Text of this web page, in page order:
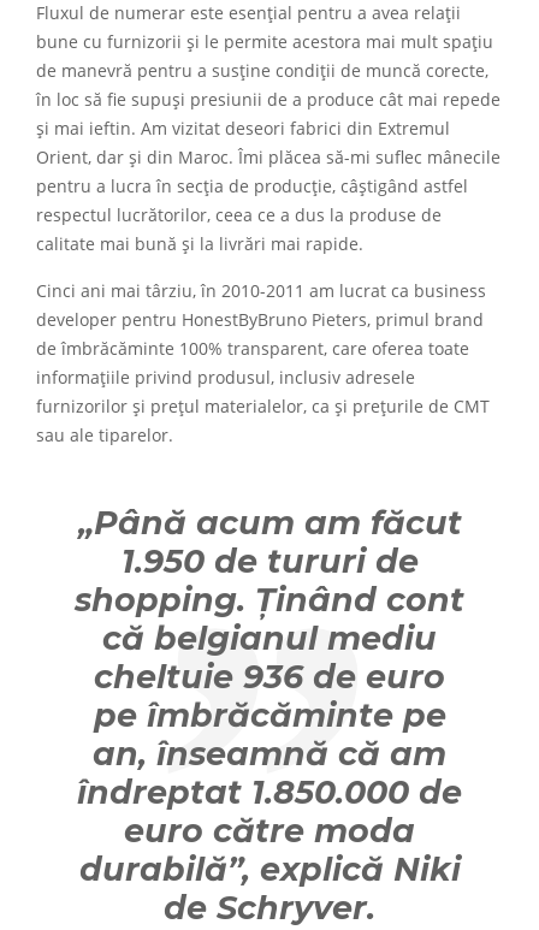
Fluxul de numerar este esențial pentru a avea relații
bune cu furnizorii și le permite acestora mai mult spațiu
de manevră pentru a susține condiții de muncă corecte,
în loc să fie supuși presiunii de a produce cât mai repede
și mai ieftin. Am vizitat deseori fabrici din Extremul
Orient, dar și din Maroc. Îmi plăcea să-mi suflec mânecile
pentru a lucra în secția de producție, câștigând astfel
respectul lucrătorilor, ceea ce a dus la produse de
calitate mai bună și la livrări mai rapide.
Cinci ani mai târziu, în 2010-2011 am lucrat ca business
developer pentru HonestByBruno Pieters, primul brand
de îmbrăcăminte 100% transparent, care oferea toate
informațiile privind produsul, inclusiv adresele
furnizorilor și prețul materialelor, ca și prețurile de CMT
sau ale tiparelor.
„Până acum am făcut
1.950 de tururi de
shopping. Ținând cont
că belgianul mediu
cheltuie 936 de euro
pe îmbrăcăminte pe
an, înseamnă că am
îndreptat 1.850.000 de
euro către moda
durabilă”, explică Niki
de Schryver.